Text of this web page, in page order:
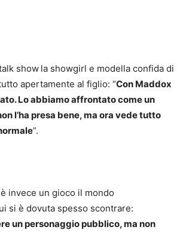
show la showgirl e modella confida di
apertamente al figlio: “Con Maddox
Lo abbiamo affrontato come un
l’ha presa bene, ma ora vede tutto
”.
invece un gioco il mondo
si è dovuta spesso scontrare:
un personaggio pubblico, ma non